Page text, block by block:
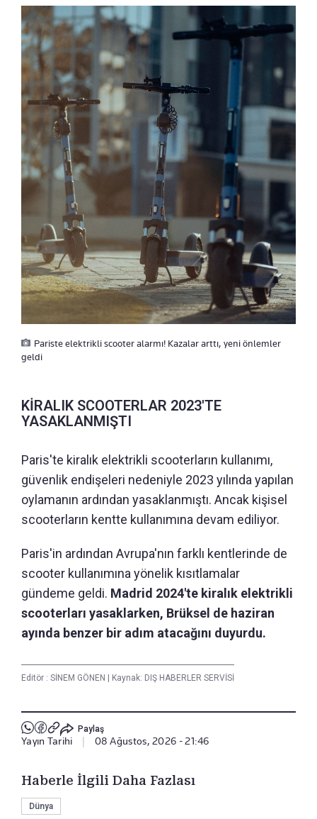
Pariste elektrikli scooter alarmı! Kazalar arttı, yeni önlemler
geldi
KİRALIK SCOOTERLAR 2023'TE
YASAKLANMIŞTI
Paris'te kiralık elektrikli scooterların kullanımı,
güvenlik endişeleri nedeniyle 2023 yılında yapılan
oylamanın ardından yasaklanmıştı. Ancak kişisel
scooterların kentte kullanımına devam ediliyor.
Paris'in ardından Avrupa'nın farklı kentlerinde de
scooter kullanımına yönelik kısıtlamalar
gündeme geldi. Madrid 2024'te kiralık elektrikli
scooterları yasaklarken, Brüksel de haziran
ayında benzer bir adım atacağını duyurdu.
Editör : SİNEM GÖNEN Kaynak: DIŞ HABERLER SERVİSİ
Paylaş
Yayın Tarihi 08 Ağustos, 2026 - 21:46
Haberle İlgili Daha Fazlası
Dünya